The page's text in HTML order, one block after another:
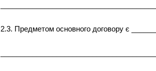
2.3. Предметом основного договору є